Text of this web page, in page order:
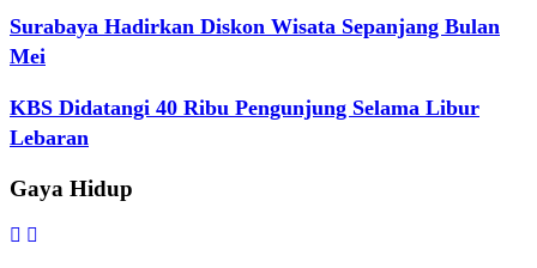
Surabaya Hadirkan Diskon Wisata Sepanjang Bulan
Mei
KBS Didatangi 40 Ribu Pengunjung Selama Libur
Lebaran
Gaya Hidup